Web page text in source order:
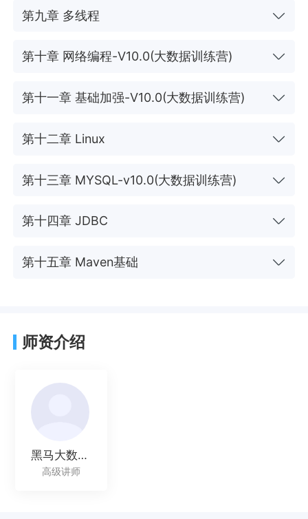
第九章 多线程
第十章 网络编程-V10.0(大数据训练营)
第十一章 基础加强-V10.0(大数据训练营)
第十二章 Linux
第十三章 MYSQL-v10.0(大数据训练营)
第十四章 JDBC
第十五章 Maven基础
师资介绍
黑马大数据讲师
高级讲师